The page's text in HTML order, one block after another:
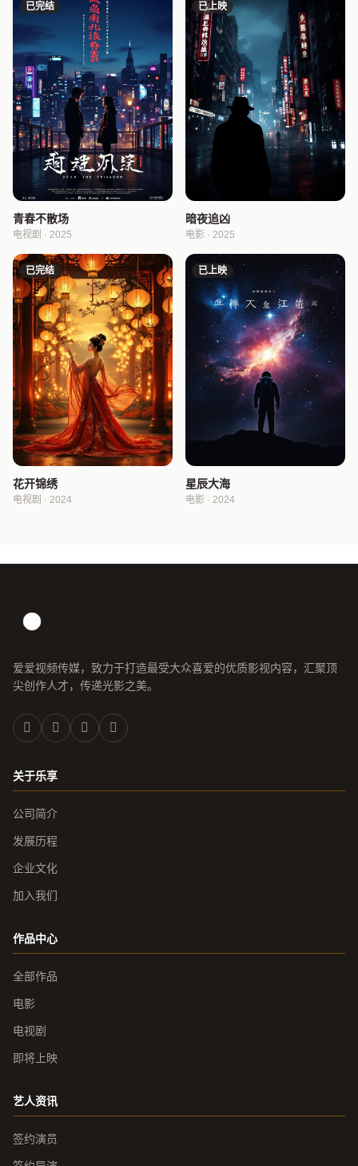
已完结
青春不散场
电视剧 · 2025
已上映
暗夜追凶
电影 · 2025
已完结
花开锦绣
电视剧 · 2024
已上映
星辰大海
电影 · 2024
爱爱视频传媒，致力于打造最受大众喜爱的优质影视内容，汇聚顶
尖创作人才，传递光影之美。
关于乐享
公司简介
发展历程
企业文化
加入我们
作品中心
全部作品
电影
电视剧
即将上映
艺人资讯
签约演员